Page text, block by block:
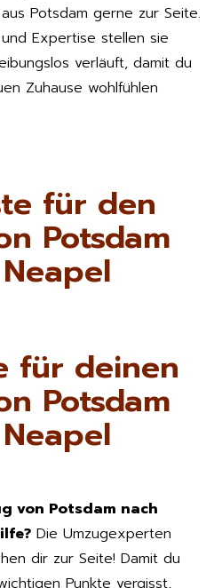
Potsdam gerne zur Seite.
Expertise stellen sie
verläuft, damit du
Zuhause wohlfühlen
für den
Potsdam
für deinen
Potsdam
von Potsdam nach
Die Umzugexperten
dir zur Seite! Damit du
Punkte vergisst,